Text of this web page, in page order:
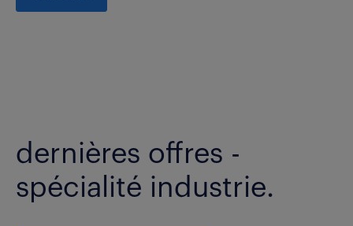
dernières offres -
spécialité industrie.